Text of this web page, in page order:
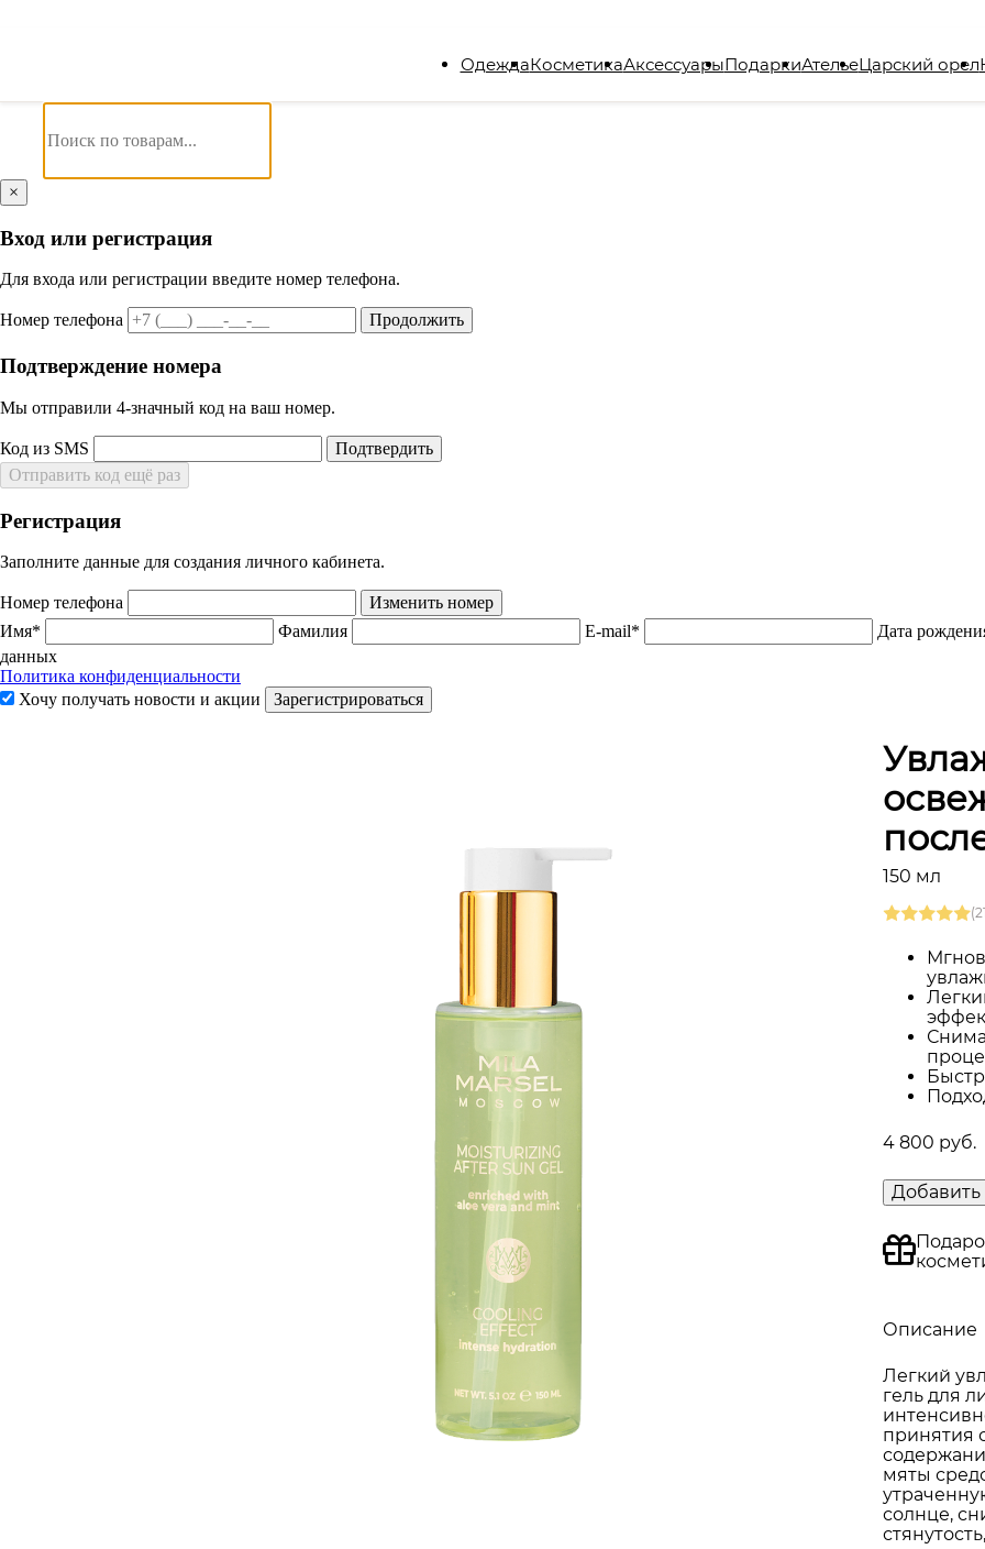
ОдеждаКосметикаАксессуарыПодаркиАтельеЦарский орел
×
Вход или регистрация
Для входа или регистрации введите номер телефона.
Номер телефона Продолжить
Подтверждение номера
Мы отправили 4‑значный код на ваш номер.
Код из SMS
Подтвердить
Отправить код ещё раз
Регистрация
Заполните данные для создания личного кабинета.
Номер телефона
Изменить номер
Имя*
Фамилия E-mail* Дата
данных
Политика конфиденциальности
Хочу получать новости и акции
Зарегистрироваться
150 мл
4 800 руб.
Добавить
Описание
Легкий
гель для
принятия
мяты
солнце,